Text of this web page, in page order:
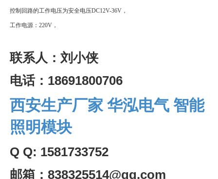
控制回路的工作电压为安全电压DC12V-36V，
工作电源：220V，
联系人：刘小侠
电话：18691800706
西安生产厂家 华泓电气 智能
照明模块
Q Q: 1581733752
邮箱：838325514@qq.com